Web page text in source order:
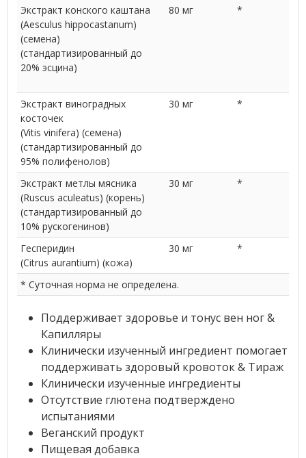
Экстракт конского каштана
(Aesculus hippocastanum)
(семена)
(стандартизированный до
20% эсцина)
80 мг *
Экстракт виноградных
косточек
(Vitis vinifera) (семена)
(стандартизированный до
95% полифенолов)
30 мг *
Экстракт метлы мясника
(Ruscus aculeatus) (корень)
(стандартизированный до
10% рускогенинов)
30 мг *
Гесперидин
(Citrus aurantium) (кожа)
30 мг *
* Суточная норма не определена.
Поддерживает здоровье и тонус вен ног &
Капилляры
Клинически изученный ингредиент помогает
поддерживать здоровый кровоток & Тираж
Клинически изученные ингредиенты
Отсутствие глютена подтверждено
испытаниями
Веганский продукт
Пищевая добавка